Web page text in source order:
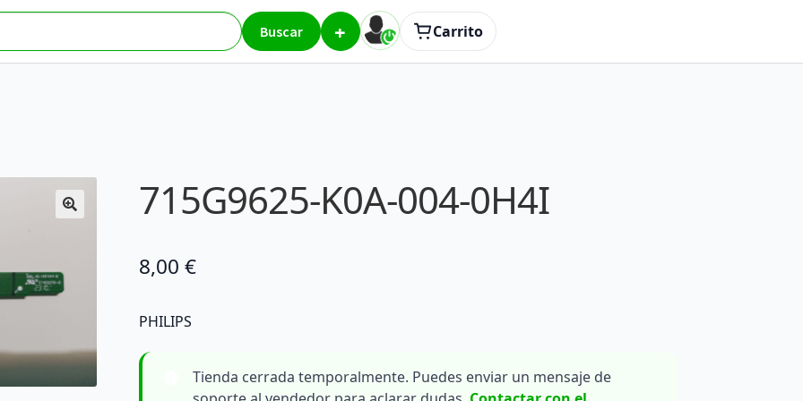
Buscar + Carrito
715G9625-K0A-004-0H4I
8,00 €
PHILIPS
Tienda cerrada temporalmente. Puedes enviar un mensaje de